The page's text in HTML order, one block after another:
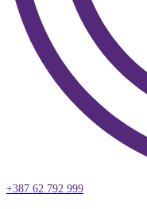
+387 62 792 999